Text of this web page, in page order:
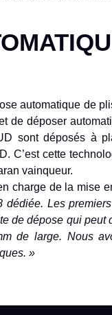
automatique de
de déposer
sont déposés à
C’est cette
vainqueur.
charge de la mise
Les
de dépose qui peut
de large. Nous
»